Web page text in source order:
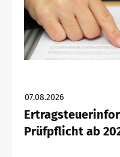
07.08.2026
Prüfpflicht ab